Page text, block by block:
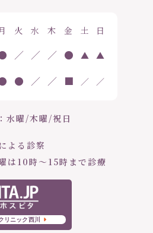
火 水 木 金 土 日
／ ／ ／ ● ▲ ▲
● ／ ／ ■ ／ ／
水曜/木曜/祝日
よる診察
は10時〜15時まで診療
リニック西川